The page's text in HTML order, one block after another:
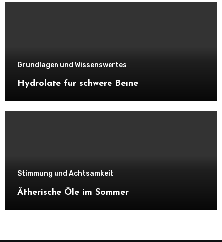
Grundlagen und Wissenswertes
Hydrolate für schwere Beine
Stimmung und Achtsamkeit
Ätherische Öle im Sommer